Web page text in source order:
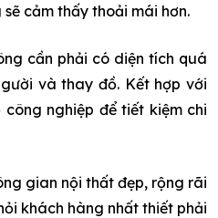
cảm thấy thoải mái hơn.
cần phải có diện tích quá
và thay đồ. Kết hợp với
nghiệp để tiết kiệm chi
gian nội thất đẹp, rộng rãi
khách hàng nhất thiết phải